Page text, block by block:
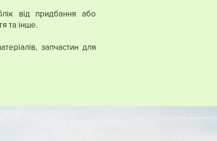
від придбання або
та інше.
запчастин для